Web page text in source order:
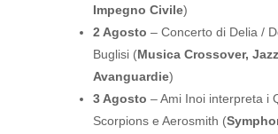
Impegno Civile)
2 Agosto – Concerto di Delia /
Buglisi (Musica Crossover,
Avanguardie)
3 Agosto – Ami Inoi interpreta i
Scorpions e Aerosmith (